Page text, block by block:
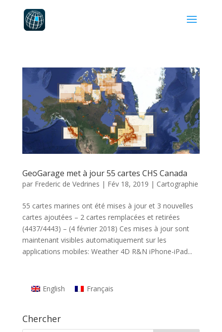
GeoGarage met à jour 55 cartes CHS Canada
par Frederic de Vedrines | Fév 18, 2019 | Cartographie
55 cartes marines ont été mises à jour et 3 nouvelles
cartes ajoutées – 2 cartes remplacées et retirées
(4437/4443) – (4 février 2018) Ces mises à jour sont
maintenant visibles automatiquement sur les
applications mobiles: Weather 4D R&N iPhone-iPad...
English Français
Chercher